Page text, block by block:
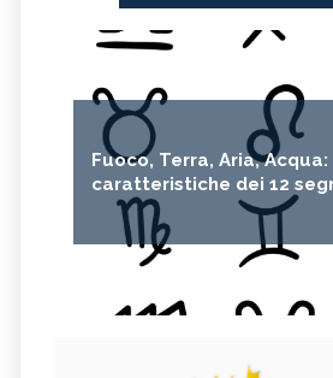
Fuoco, Terra, Aria, Acqua:
caratteristiche dei 12